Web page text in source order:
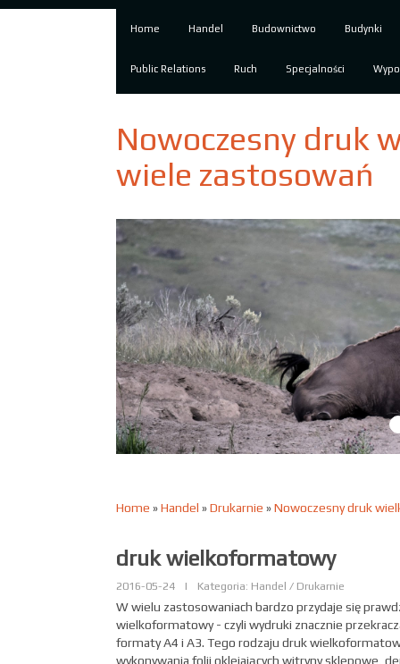
Home Handel Budownictwo Budynki
Public Relations Ruch Specjalności
Nowoczesny druk
wiele zastosowań
Home »Handel »Drukarnie »Nowoczesny druk
druk wielkoformatowy
2016-05-24 | Kategoria: Handel / Drukarnie
W wielu zastosowaniach bardzo przydaje się
wielkoformatowy - czyli wydruki znacznie
formaty A4 i A3. Tego rodzaju druk
wykonywania folii oklejających witryny sklepowe,